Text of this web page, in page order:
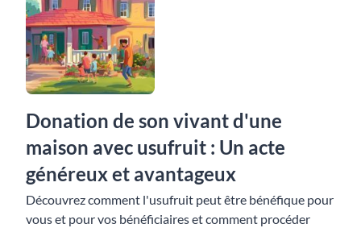
Donation de son vivant d'une
maison avec usufruit : Un acte
généreux et avantageux
Découvrez comment l'usufruit peut être bénéfique pour
vous et pour vos bénéficiaires et comment procéder